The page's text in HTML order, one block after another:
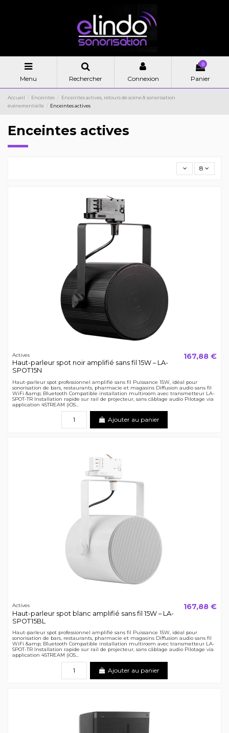
Menu Rechercher Connexion
0
Panier
Accueil Enceintes
Enceintes actives, retours de scène & sonorisation
événementielle
Enceintes actives
Enceintes actives
8
Actives
Haut-parleur spot noir amplifié sans fil 15W – LA-
SPOT15N
167,88 €
Haut-parleur spot professionnel amplifié sans fil Puissance 15W, idéal pour
sonorisation de bars, restaurants, pharmacie et magasins Diffusion audio sans fil
WiFi &amp; Bluetooth Compatible installation multiroom avec transmetteur LA-
SPOT-TR Installation rapide sur rail de projecteur, sans câblage audio Pilotage via
application 4STREAM (iOS...
Ajouter au panier
Actives
Haut-parleur spot blanc amplifié sans fil 15W – LA-
SPOT15BL
167,88 €
Haut-parleur spot professionnel amplifié sans fil Puissance 15W, idéal pour
sonorisation de bars, restaurants, pharmacie et magasins Diffusion audio sans fil
WiFi &amp; Bluetooth Compatible installation multiroom avec transmetteur LA-
SPOT-TR Installation rapide sur rail de projecteur, sans câblage audio Pilotage via
application 4STREAM (iOS...
Ajouter au panier